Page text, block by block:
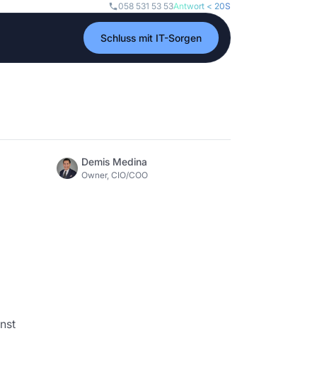
058 531 53 53Antwort < 20S
Schluss mit IT-Sorgen
Demis Medina
Owner, CIO/COO